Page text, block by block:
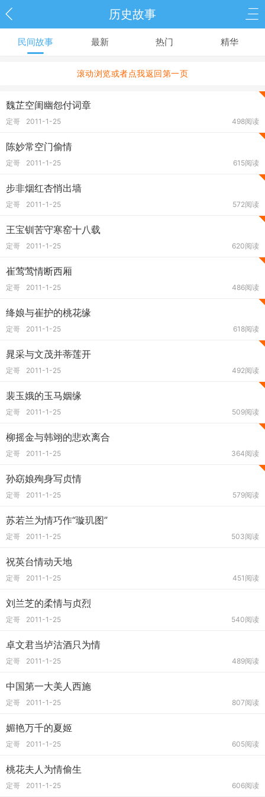
历史故事
民间故事 最新 热门 精华
滚动浏览或者点我返回第一页
魏芷空闺幽怨付词章
定哥 2011-1-25 498阅读
陈妙常空门偷情
定哥 2011-1-25 615阅读
步非烟红杏悄出墙
定哥 2011-1-25 572阅读
王宝钏苦守寒窑十八载
定哥 2011-1-25 620阅读
崔莺莺情断西厢
定哥 2011-1-25 486阅读
绛娘与崔护的桃花缘
定哥 2011-1-25 618阅读
晁采与文茂并蒂莲开
定哥 2011-1-25 492阅读
裴玉娥的玉马姻缘
定哥 2011-1-25 509阅读
柳摇金与韩翊的悲欢离合
定哥 2011-1-25 364阅读
孙窈娘殉身写贞情
定哥 2011-1-25 579阅读
苏若兰为情巧作“璇玑图”
定哥 2011-1-25 503阅读
祝英台情动天地
定哥 2011-1-25 451阅读
刘兰芝的柔情与贞烈
定哥 2011-1-25 540阅读
卓文君当垆沽酒只为情
定哥 2011-1-25 489阅读
中国第一大美人西施
定哥 2011-1-25 807阅读
媚艳万千的夏姬
定哥 2011-1-25 605阅读
桃花夫人为情偷生
定哥 2011-1-25 606阅读